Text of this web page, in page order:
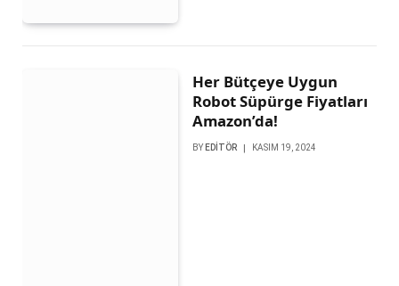
Her Bütçeye Uygun
Robot Süpürge Fiyatları
Amazon’da!
BY EDITÖR KASIM 19, 2024